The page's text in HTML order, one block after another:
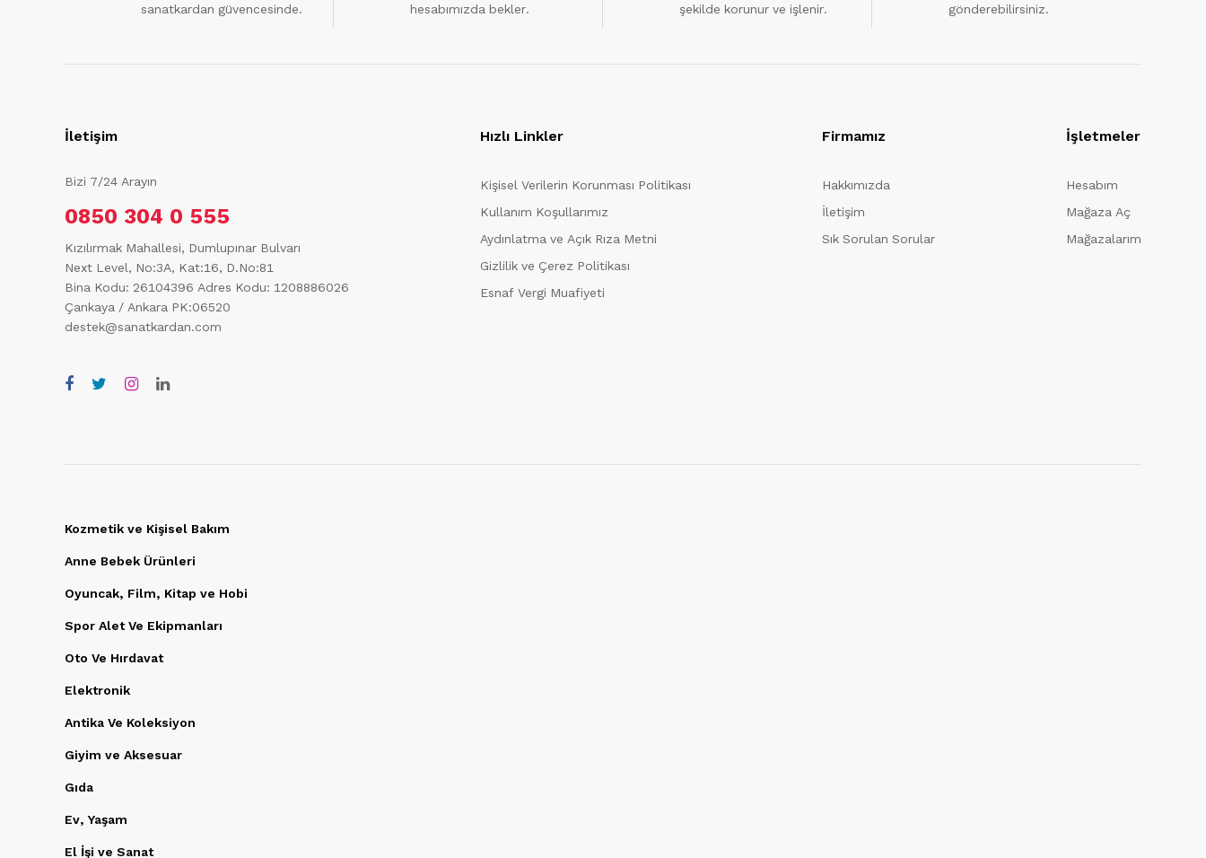
sanatkardan güvencesinde.
hesabımızda bekler.
şekilde korunur ve işlenir.
gönderebilirsiniz.
İletişim
Bizi 7/24 Arayın
0850 304 0 555
Kızılırmak Mahallesi, Dumlupınar Bulvarı
Next Level, No:3A, Kat:16, D.No:81
Bina Kodu: 26104396 Adres Kodu: 1208886026
Çankaya / Ankara PK:06520
destek@sanatkardan.com
Hızlı Linkler
Kişisel Verilerin Korunması Politikası
Kullanım Koşullarımız
Aydınlatma ve Açık Rıza Metni
Gizlilik ve Çerez Politikası
Esnaf Vergi Muafiyeti
Firmamız
Hakkımızda
İletişim
Sık Sorulan Sorular
İşletmeler
Hesabım
Mağaza Aç
Mağazalarım
Kozmetik ve Kişisel Bakım
Anne Bebek Ürünleri
Oyuncak, Film, Kitap ve Hobi
Spor Alet Ve Ekipmanları
Oto Ve Hırdavat
Elektronik
Antika Ve Koleksiyon
Giyim ve Aksesuar
Gıda
Ev, Yaşam
El İşi ve Sanat